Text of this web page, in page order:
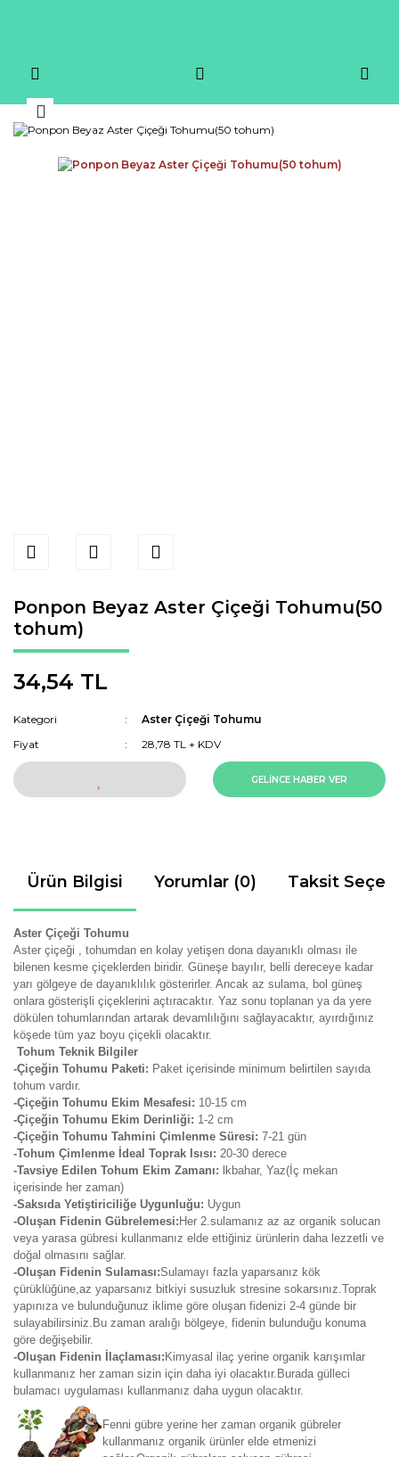
Ponpon Beyaz Aster Çiçeği Tohumu(50
tohum)
34,54 TL
Kategori
Aster Çiçeği Tohumu
Fiyat
28,78 TL + KDV
GELİNCE HABER VER
Ürün Bilgisi Yorumlar (0) Taksit
Aster Çiçeği Tohumu
Aster çiçeği , tohumdan en kolay yetişen dona dayanıklı olması ile
bilenen kesme çiçeklerden biridir. Güneşe bayılır, belli dereceye kadar
yarı gölgeye de dayanıklılık gösterirler. Ancak az sulama, bol güneş
onlara gösterişli çiçeklerini açtıracaktır. Yaz sonu toplanan ya da yere
dökülen tohumlarından artarak devamlılığını sağlayacaktır, ayırdığınız
köşede tüm yaz boyu çiçekli olacaktır.
Tohum Teknik Bilgiler
-Çiçeğin Tohumu Paketi: Paket içerisinde minimum belirtilen sayıda
tohum vardır.
-Çiçeğin Tohumu Ekim Mesafesi: 10-15 cm
-Çiçeğin Tohumu Ekim Derinliği: 1-2 cm
-Çiçeğin Tohumu Tahmini Çimlenme Süresi: 7-21 gün
-Tohum Çimlenme İdeal Toprak Isısı: 20-30 derece
-Tavsiye Edilen Tohum Ekim Zamanı:
lkbahar, Yaz(İç mekan
içerisinde her zaman)
-Saksıda Yetiştiriciliğe Uygunluğu: Uygun
-Oluşan Fidenin Gübrelemesi: Her 2.sulamanız az az organik solucan
veya yarasa gübresi kullanmanız elde ettiğiniz ürünlerin daha lezzetli ve
doğal olmasını sağlar.
-Oluşan Fidenin Sulaması:Sulamayı fazla yaparsanız kök
çürüklüğüne,az yaparsanız bitkiyi susuzluk stresine sokarsınız.Toprak
yapınıza ve bulunduğunuz iklime göre oluşan fidenizi 2-4 günde bir
sulayabilirsiniz.Bu zaman aralığı bölgeye, fidenin bulunduğu konuma
göre değişebilir.
-Oluşan Fidenin İlaçlaması: Kimyasal ilaç yerine organik karışımlar
kullanmanız her zaman sizin için daha iyi olacaktır.Burada gülleci
bulamacı uygulaması kullanmanız daha uygun olacaktır.
Fenni gübre yerine her zaman organik gübreler
kullanmanız organik ürünler elde etmenizi